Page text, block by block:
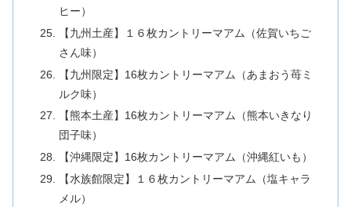
ヒー）
【九州土産】１６枚カントリーマアム（佐賀いちご
さん味）
【九州限定】16枚カントリーマアム（あまおう苺ミ
ルク味）
【熊本土産】16枚カントリーマアム（熊本いきなり
団子味）
【沖縄限定】16枚カントリーマアム（沖縄紅いも）
【水族館限定】１６枚カントリーマアム（塩キャラ
メル）